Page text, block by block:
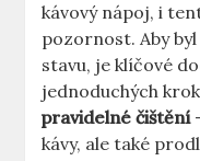
⁤kávový nápoj, i​
pozornost. Aby‍
stavu, je klíčové
jednoduchých
pravidelné čištění
kávy,⁢ ale ‍také